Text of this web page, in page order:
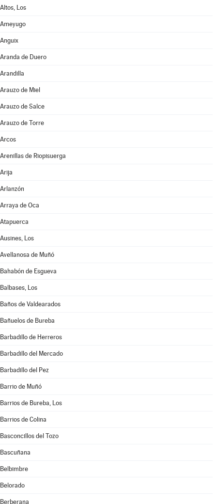
Altos, Los
Ameyugo
Anguix
Aranda de Duero
Arandilla
Arauzo de Miel
Arauzo de Salce
Arauzo de Torre
Arcos
Arenillas de Riopisuerga
Arija
Arlanzón
Arraya de Oca
Atapuerca
Ausines, Los
Avellanosa de Muñó
Bahabón de Esgueva
Balbases, Los
Baños de Valdearados
Bañuelos de Bureba
Barbadillo de Herreros
Barbadillo del Mercado
Barbadillo del Pez
Barrio de Muñó
Barrios de Bureba, Los
Barrios de Colina
Basconcillos del Tozo
Bascuñana
Belbimbre
Belorado
Berberana